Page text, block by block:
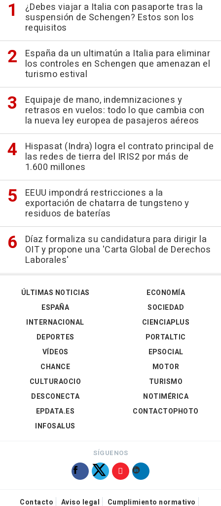
¿Debes viajar a Italia con pasaporte tras la
suspensión de Schengen? Estos son los
requisitos
España da un ultimatún a Italia para eliminar
los controles en Schengen que amenazan el
turismo estival
Equipaje de mano, indemnizaciones y
retrasos en vuelos: todo lo que cambia con
la nueva ley europea de pasajeros aéreos
Hispasat (Indra) logra el contrato principal de
las redes de tierra del IRIS2 por más de
1.600 millones
EEUU impondrá restricciones a la
exportación de chatarra de tungsteno y
residuos de baterías
Díaz formaliza su candidatura para dirigir la
OIT y propone una 'Carta Global de Derechos
Laborales'
ÚLTIMAS NOTICIAS
ESPAÑA
INTERNACIONAL
DEPORTES
VÍDEOS
ECONOMÍA
SOCIEDAD
CIENCIAPLUS
PORTALTIC
EPSOCIAL
CHANCE
CULTURAOCIO
DESCONECTA
EPDATA.ES
INFOSALUS
MOTOR
TURISMO
NOTIMÉRICA
CONTACTOPHOTO
SÍGUENOS
Contacto Aviso legal Cumplimiento normativo